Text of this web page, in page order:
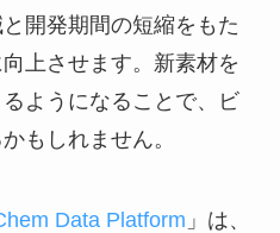
開発期間の短縮をもた
上させます。新素材を
ようになることで、ビ
もしれません。
Data Platform 」は、